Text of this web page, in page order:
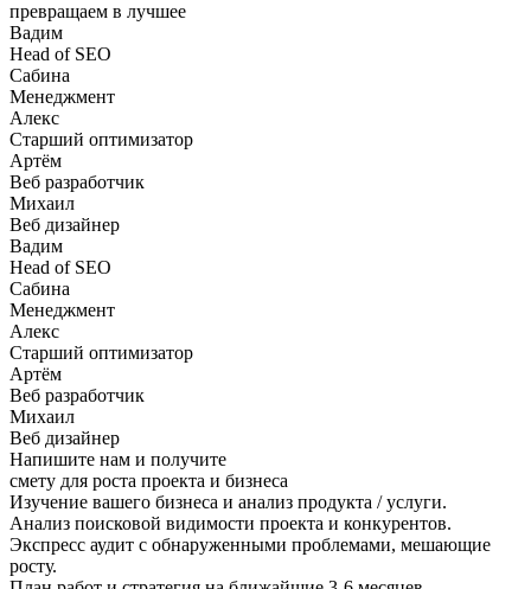
превращаем в лучшее
Вадим
Head of SEO
Сабина
Менеджмент
Алекс
Старший оптимизатор
Артём
Веб разработчик
Михаил
Веб дизайнер
Вадим
Head of SEO
Сабина
Менеджмент
Алекс
Старший оптимизатор
Артём
Веб разработчик
Михаил
Веб дизайнер
Напишите нам и получите
смету для роста проекта и бизнеса
Изучение вашего бизнеса и анализ продукта / услуги.
Анализ поисковой видимости проекта и конкурентов.
Экспресс аудит с обнаруженными проблемами, мешающие
росту.